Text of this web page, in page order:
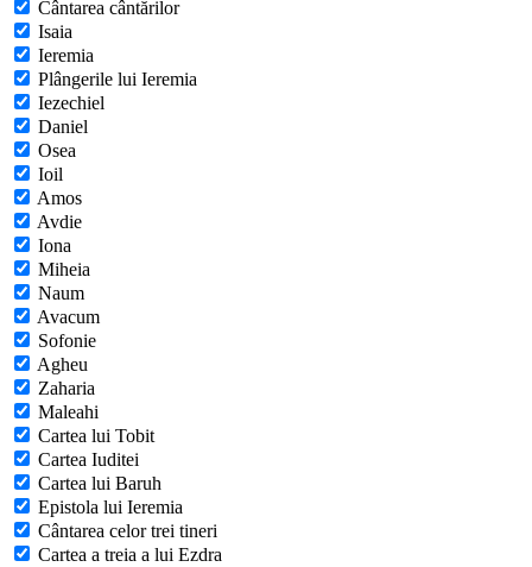
Cântarea cântărilor
Isaia
Ieremia
Plângerile lui Ieremia
Iezechiel
Daniel
Osea
Ioil
Amos
Avdie
Iona
Miheia
Naum
Avacum
Sofonie
Agheu
Zaharia
Maleahi
Cartea lui Tobit
Cartea Iuditei
Cartea lui Baruh
Epistola lui Ieremia
Cântarea celor trei tineri
Cartea a treia a lui Ezdra